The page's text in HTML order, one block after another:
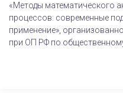
«Методы математического
процессов: современные
применение»,
при ОП РФ по